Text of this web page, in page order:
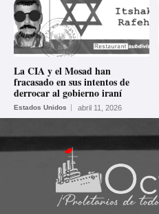
La CIA y el Mosad han
fracasado en sus intentos de
derrocar al gobierno iraní
Estados Unidos abril 11, 2026